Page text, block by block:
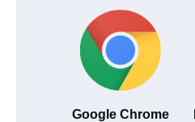
Google Chrome